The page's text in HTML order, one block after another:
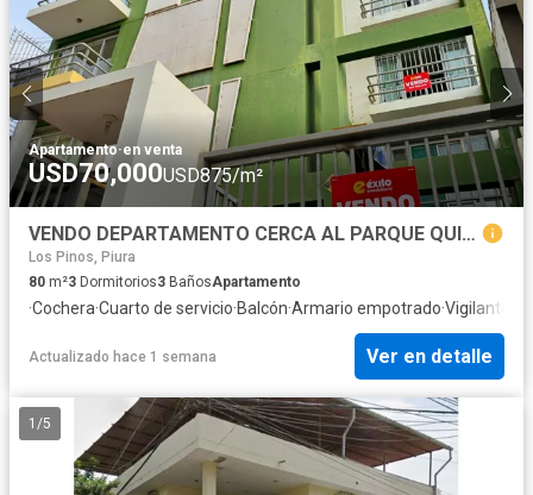
Apartamento·en venta
USD70,000USD875/m²
VENDO DEPARTAMENTO CERCA AL PARQUE QUIÑONES, CASTILLA
Los Pinos, Piura
80 m²3 Dormitorios3 BañosApartamento
·Cochera·Cuarto de servicio·Balcón·Armario empotrado·Vigilante
Actualizado hace 1 semana Ver en detalle
1 /5